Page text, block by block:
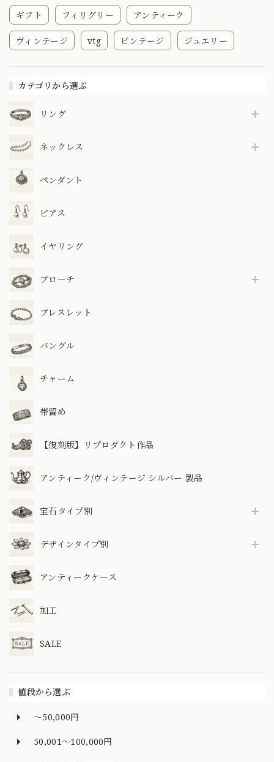
ギフト フィリグリー アンティーク
ヴィンテージ vtg ビンテージ ジュエリー
カテゴリから選ぶ
リング
ネックレス
ペンダント
ピアス
イヤリング
ブローチ
ブレスレット
バングル
チャーム
帯留め
【復刻版】リプロダクト作品
アンティーク/ヴィンテージ シルバー 製品
宝石タイプ別
デザインタイプ別
アンティークケース
加工
SALE
値段から選ぶ
～50,000円
50,001～100,000円